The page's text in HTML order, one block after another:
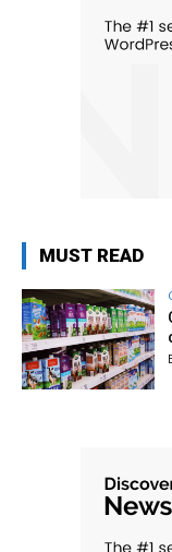
MUST READ